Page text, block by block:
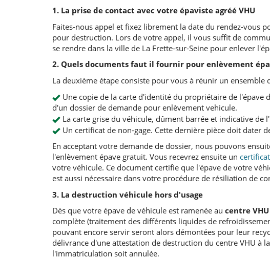
1. La prise de contact avec votre épaviste agréé VHU
Faites-nous appel et fixez librement la date du rendez-vous
pour destruction. Lors de votre appel, il vous suffit de
se rendre dans la ville de La Frette-sur-Seine pour enlever
2. Quels documents faut il fournir pour enlèvement
La deuxième étape consiste pour vous à réunir un ensemble
Une copie de la carte d'identité du propriétaire de
d'un dossier de demande pour enlèvement vehicule.
La carte grise du véhicule, dûment barrée et indicative de
Un certificat de non-gage. Cette dernière pièce doit dater
En acceptant votre demande de dossier, nous pouvons
l'enlèvement épave gratuit. Vous recevrez ensuite un
votre véhicule. Ce document certifie que l'épave de votre
est aussi nécessaire dans votre procédure de résiliation de
3. La destruction véhicule hors d'usage
Dès que votre épave de véhicule est ramenée au centre
complète (traitement des différents liquides de
pouvant encore servir seront alors démontées pour leur
délivrance d'une attestation de destruction du centre VHU à
l'immatriculation soit annulée.